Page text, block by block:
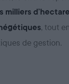
, tout
de gestion.